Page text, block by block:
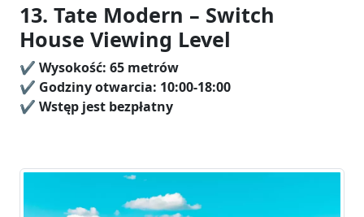
13. Tate Modern – Switch
House Viewing Level
✔️ Wysokość: 65 metrów
✔️ Godziny otwarcia: 10:00-18:00
✔️ Wstęp jest bezpłatny